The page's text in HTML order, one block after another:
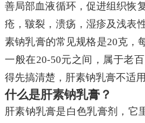
善局部血液循环，促进组织恢
疮，皲裂，溃疡，湿疹及浅表
素钠乳膏的常见规格是20克，
一般在20-50元之间，属于老
得先搞清楚，肝素钠乳膏不适
什么是肝素钠乳膏？
肝素钠乳膏是白色乳膏剂，它